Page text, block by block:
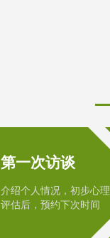
第一次访谈
介绍个人情况，初步心理
评估后，预约下次时间